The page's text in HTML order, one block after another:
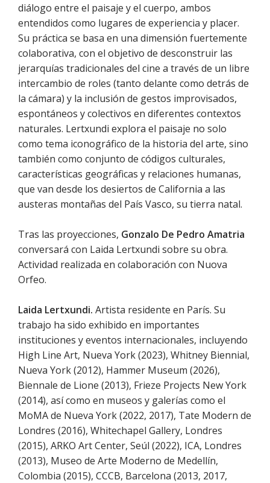
diálogo entre el paisaje y el cuerpo, ambos
entendidos como lugares de experiencia y placer.
Su práctica se basa en una dimensión fuertemente
colaborativa, con el objetivo de desconstruir las
jerarquías tradicionales del cine a través de un libre
intercambio de roles (tanto delante como detrás de
la cámara) y la inclusión de gestos improvisados,
espontáneos y colectivos en diferentes contextos
naturales. Lertxundi explora el paisaje no solo
como tema iconográfico de la historia del arte, sino
también como conjunto de códigos culturales,
características geográficas y relaciones humanas,
que van desde los desiertos de California a las
austeras montañas del País Vasco, su tierra natal.
Tras las proyecciones, Gonzalo De Pedro Amatria
conversará con Laida Lertxundi sobre su obra.
Actividad realizada en colaboración con Nuova
Orfeo.
Laida Lertxundi. Artista residente en París. Su
trabajo ha sido exhibido en importantes
instituciones y eventos internacionales, incluyendo
High Line Art, Nueva York (2023), Whitney Biennial,
Nueva York (2012), Hammer Museum (2026),
Biennale de Lione (2013), Frieze Projects New York
(2014), así como en museos y galerías como el
MoMA de Nueva York (2022, 2017), Tate Modern de
Londres (2016), Whitechapel Gallery, Londres
(2015), ARKO Art Center, Seúl (2022), ICA, Londres
(2013), Museo de Arte Moderno de Medellín,
Colombia (2015), CCCB, Barcelona (2013, 2017,